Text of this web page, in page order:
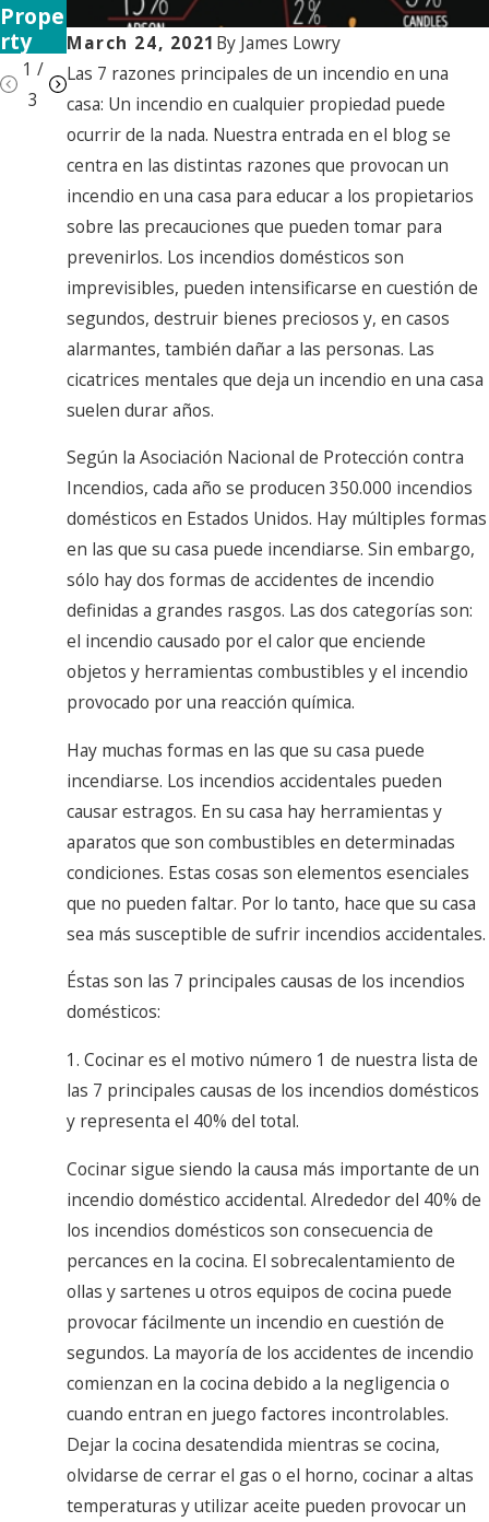
March 24, 2021 By James Lowry
Las 7 razones principales de un incendio en una
casa: Un incendio en cualquier propiedad puede
ocurrir de la nada. Nuestra entrada en el blog se
centra en las distintas razones que provocan un
incendio en una casa para educar a los propietarios
sobre las precauciones que pueden tomar para
prevenirlos. Los incendios domésticos son
imprevisibles, pueden intensificarse en cuestión de
segundos, destruir bienes preciosos y, en casos
alarmantes, también dañar a las personas. Las
cicatrices mentales que deja un incendio en una casa
suelen durar años.
Según la Asociación Nacional de Protección contra
Incendios, cada año se producen 350.000 incendios
domésticos en Estados Unidos. Hay múltiples formas
en las que su casa puede incendiarse. Sin embargo,
sólo hay dos formas de accidentes de incendio
definidas a grandes rasgos. Las dos categorías son:
el incendio causado por el calor que enciende
objetos y herramientas combustibles y el incendio
provocado por una reacción química.
Hay muchas formas en las que su casa puede
incendiarse. Los incendios accidentales pueden
causar estragos. En su casa hay herramientas y
aparatos que son combustibles en determinadas
condiciones. Estas cosas son elementos esenciales
que no pueden faltar. Por lo tanto, hace que su casa
sea más susceptible de sufrir incendios accidentales.
Éstas son las 7 principales causas de los incendios
domésticos:
1. Cocinar es el motivo número 1 de nuestra lista de
las 7 principales causas de los incendios domésticos
y representa el 40% del total.
Cocinar sigue siendo la causa más importante de un
incendio doméstico accidental. Alrededor del 40% de
los incendios domésticos son consecuencia de
percances en la cocina. El sobrecalentamiento de
ollas y sartenes u otros equipos de cocina puede
provocar fácilmente un incendio en cuestión de
segundos. La mayoría de los accidentes de incendio
comienzan en la cocina debido a la negligencia o
cuando entran en juego factores incontrolables.
Dejar la cocina desatendida mientras se cocina,
olvidarse de cerrar el gas o el horno, cocinar a altas
temperaturas y utilizar aceite pueden provocar un
Prope
rty
1 /
3